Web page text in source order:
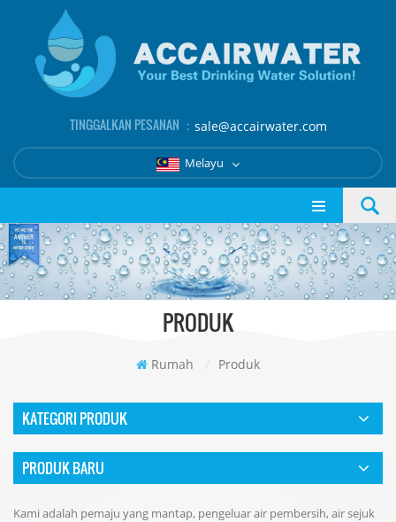
TINGGALKAN PESANAN ： sale@accairwater.com
Melayu
PRODUK
Rumah / Produk
KATEGORI PRODUK
PRODUK BARU
Kami adalah pemaju yang mantap, pengeluar air pembersih, air sejuk